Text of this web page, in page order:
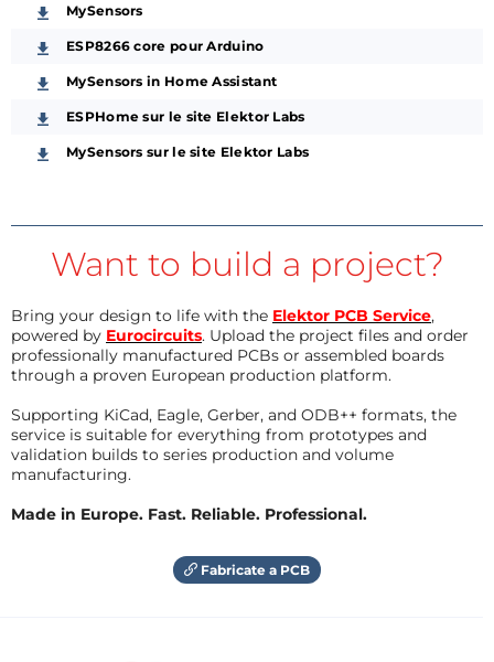
MySensors
ESP8266 core pour Arduino
MySensors in Home Assistant
ESPHome sur le site Elektor Labs
MySensors sur le site Elektor Labs
Want to build a project?
Bring your design to life with the Elektor PCB Service,
powered by Eurocircuits. Upload the project files and order
professionally manufactured PCBs or assembled boards
through a proven European production platform.
Supporting KiCad, Eagle, Gerber, and ODB++ formats, the
service is suitable for everything from prototypes and
validation builds to series production and volume
manufacturing.
Made in Europe. Fast. Reliable. Professional.
Fabricate a PCB